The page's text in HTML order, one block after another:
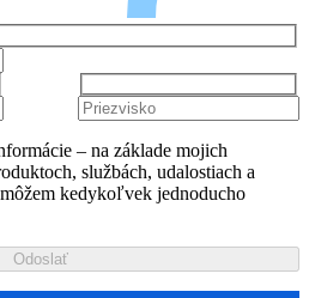
– na základe mojich
službách, udalostiach a
kedykoľvek jednoducho
Odoslať